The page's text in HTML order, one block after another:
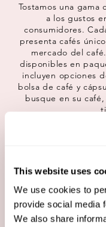
This website uses
We use cookies to
provide social media
We also share
Tostamos una
a los gustos
consumidores.
presenta cafés
mercado del
disponibles en
incluyen opciones
bolsa de café y
busque en su